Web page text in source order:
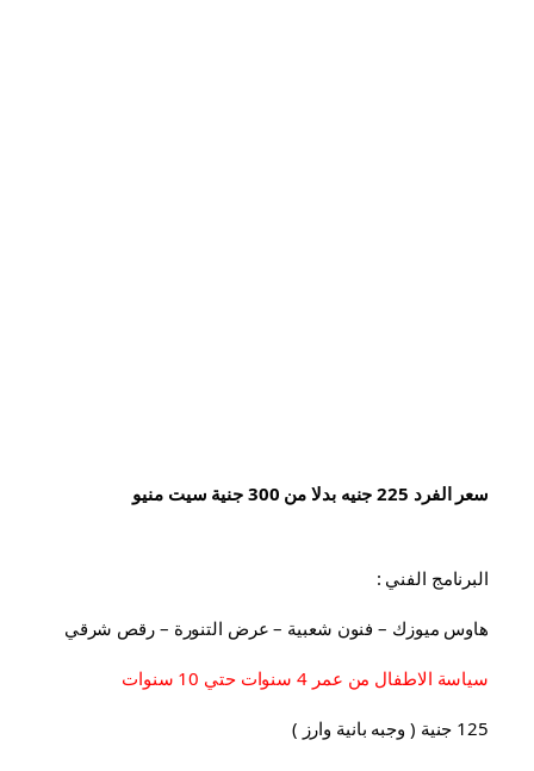
سعر الفرد 225 جنيه بدلا من 300 جنية سيت منيو
البرنامج الفني :
هاوس ميوزك – فنون شعبية – عرض التنورة – رقص شرقي
سياسة الاطفال من عمر 4 سنوات حتي 10 سنوات
125 جنية ( وجبه بانية وارز )